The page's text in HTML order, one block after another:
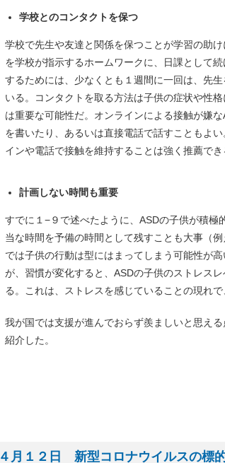
学校とのコンタクトを保つ
学校で先生や友達と関係を保つことが学習の助
を学校が指示するホームワークに、日課として
するためには、少なくとも１週間に一回は、先
いる。コンタクトを取る方法は子供の症状や性
は重要な可能性だ。オンラインによる接触が嫌
を書いたり、あるいは直接電話で話すこともよ
インや電話で接触を維持することは強く推薦でき
計画しない時間も重要
すでに１−９で述べたように、ASDの子供が積
当な時間を予備の時間として残すことも大事（
では子供の行動は型にはまってしまう可能性が
が、習慣が変化すると、ASDの子供のストレス
る。これは、ストレスを感じていることの現れで
我が国では支援が進んでおらず羨ましいと思え
紹介した。
４月１２日 新型コロナウイルスの標